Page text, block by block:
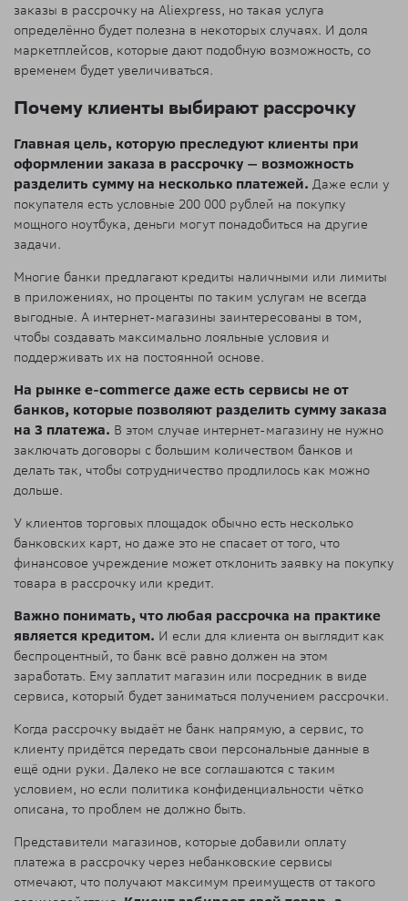
заказы в рассрочку на Aliexpress, но такая услуга
определённо будет полезна в некоторых случаях. И доля
маркетплейсов, которые дают подобную возможность, со
временем будет увеличиваться.
Почему клиенты выбирают рассрочку
Главная цель, которую преследуют клиенты при
оформлении заказа в рассрочку — возможность
разделить сумму на несколько платежей. Даже если у
покупателя есть условные 200 000 рублей на покупку
мощного ноутбука, деньги могут понадобиться на другие
задачи.
Многие банки предлагают кредиты наличными или лимиты
в приложениях, но проценты по таким услугам не всегда
выгодные. А интернет-магазины заинтересованы в том,
чтобы создавать максимально лояльные условия и
поддерживать их на постоянной основе.
На рынке e-commerce даже есть сервисы не от
банков, которые позволяют разделить сумму заказа
на 3 платежа. В этом случае интернет-магазину не нужно
заключать договоры с большим количеством банков и
делать так, чтобы сотрудничество продлилось как можно
дольше.
У клиентов торговых площадок обычно есть несколько
банковских карт, но даже это не спасает от того, что
финансовое учреждение может отклонить заявку на покупку
товара в рассрочку или кредит.
Важно понимать, что любая рассрочка на практике
является кредитом. И если для клиента он выглядит как
беспроцентный, то банк всё равно должен на этом
заработать. Ему заплатит магазин или посредник в виде
сервиса, который будет заниматься получением рассрочки.
Когда рассрочку выдаёт не банк напрямую, а сервис, то
клиенту придётся передать свои персональные данные в
ещё одни руки. Далеко не все соглашаются с таким
условием, но если политика конфиденциальности чётко
описана, то проблем не должно быть.
Представители магазинов, которые добавили оплату
платежа в рассрочку через небанковские сервисы
отмечают, что получают максимум преимуществ от такого